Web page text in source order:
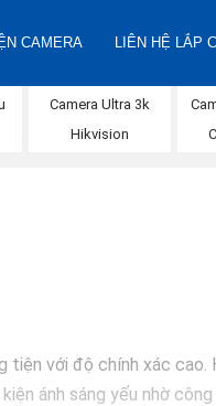
CAMERA LIÊN HỆ LẮP
Camera Ultra 3k
Hikvision
tiện với độ chính xác cao.
ánh sáng yếu nhờ